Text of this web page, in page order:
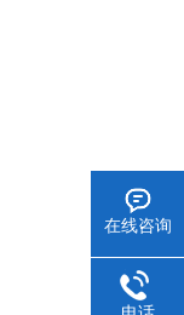
在线咨询